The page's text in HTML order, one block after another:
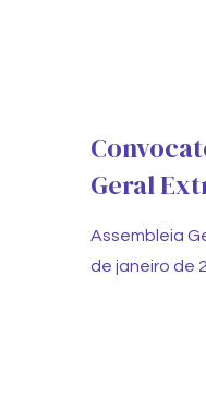
Geral
Assembleia
de janeiro de